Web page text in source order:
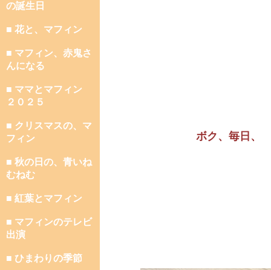
の誕生日
■ 花と、マフィン
■ マフィン、赤鬼さ
んになる
■ ママとマフィン
２０２５
■ クリスマスの、マ
フィン
■ 秋の日の、青いね
むねむ
■ 紅葉とマフィン
■ マフィンのテレビ
出演
■ ひまわりの季節
ボク、毎日、